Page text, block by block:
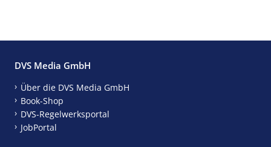
DVS Media GmbH
Über die DVS Media GmbH
Book-Shop
DVS-Regelwerksportal
JobPortal